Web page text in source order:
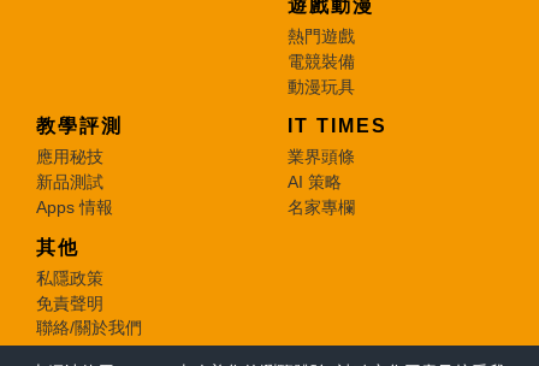
遊戲動漫
熱門遊戲
電競裝備
動漫玩具
教學評測
應用秘技
新品測試
Apps 情報
IT TIMES
業界頭條
AI 策略
名家專欄
其他
私隱政策
免責聲明
聯絡/關於我們